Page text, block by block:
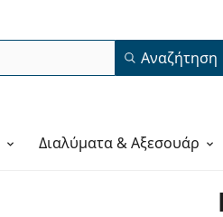
Αναζήτηση
Διαλύματα & Αξεσουάρ